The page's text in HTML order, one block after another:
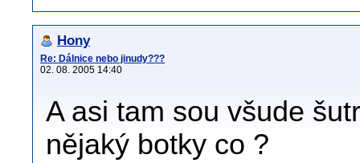
Hony
Re: Dálnice nebo jinudy???
02. 08. 2005 14:40
A asi tam sou všude
nějaký botky co ?